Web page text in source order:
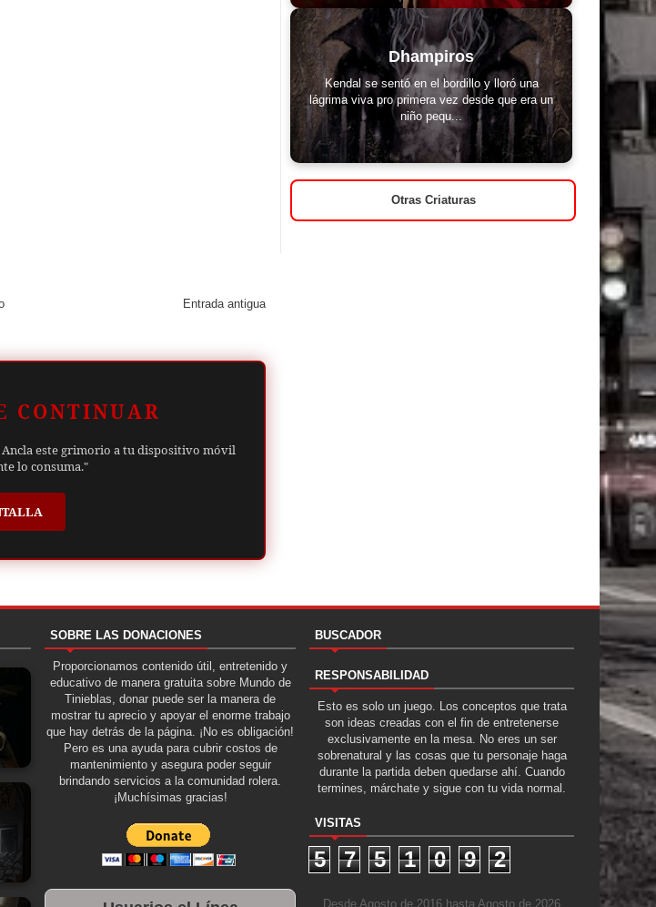
Entrada antigua
CONTINUAR
este grimorio a tu dispositivo móvil
lo consuma."
Dhampiros
Kendal se sentó en el bordillo y lloró una
lágrima viva pro primera vez desde que era un
niño pequ...
Otras Criaturas
SOBRE LAS DONACIONES
Proporcionamos contenido útil, entretenido y
educativo de manera gratuita sobre Mundo de
Tinieblas, donar puede ser la manera de
mostrar tu aprecio y apoyar el enorme trabajo
que hay detrás de la página. ¡No es obligación!
Pero es una ayuda para cubrir costos de
mantenimiento y asegura poder seguir
brindando servicios a la comunidad rolera.
¡Muchísimas gracias!
BUSCADOR
RESPONSABILIDAD
Esto es solo un juego. Los conceptos que trata
son ideas creadas con el fin de entretenerse
exclusivamente en la mesa. No eres un ser
sobrenatural y las cosas que tu personaje haga
durante la partida deben quedarse ahí. Cuando
termines, márchate y sigue con tu vida normal.
VISITAS
5 7 5 1 0 9 2
Desde Agosto de 2016 hasta Agosto de 2026